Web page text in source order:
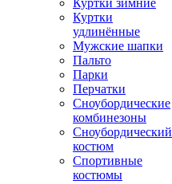
Куртки зимние
Куртки
удлинённые
Мужские шапки
Пальто
Парки
Перчатки
Сноубордические
комбинезоны
Сноубордический
костюм
Спортивные
костюмы